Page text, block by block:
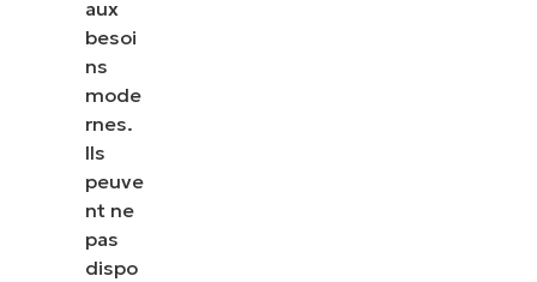
aux
besoi
ns
mode
rnes.
Ils
peuve
nt ne
pas
dispo